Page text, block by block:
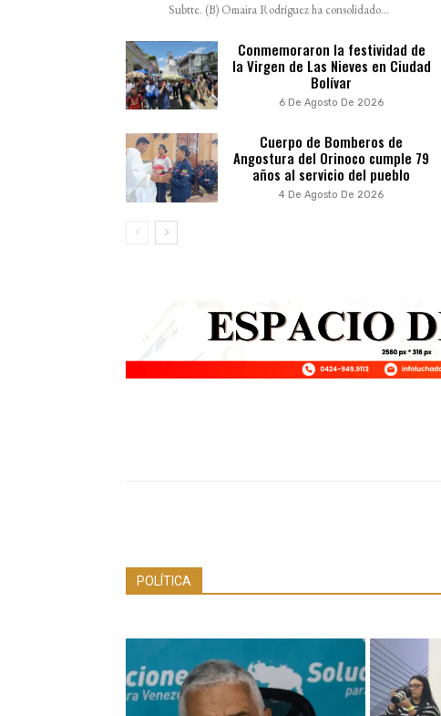
Subtte. (B) Omaira Rodríguez ha consolidado...
Conmemoraron la festividad de
la Virgen de Las Nieves en Ciudad
Bolívar
6 De Agosto De 2026
Cuerpo de Bomberos de
Angostura del Orinoco cumple 79
años al servicio del pueblo
4 De Agosto De 2026
POLÍTICA